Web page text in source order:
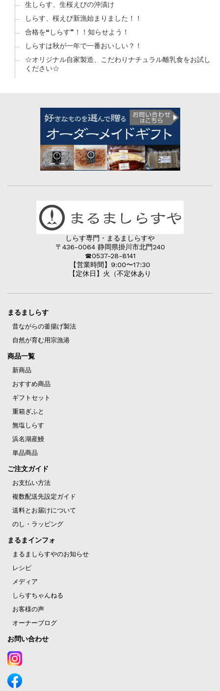
生しらす、生桜えびの沖漬け
しらす、桜えび新漁始まりました！！
合格を❝しらす❞！！知らせよう！
しらすは秋が一年で一番おいしい？！
☆オリジナル自家製造、こだわりナチュラル離乳食をお試し
ください☆
しらす専門・まるましらすや
〒436-0064 静岡県掛川市北門240
☎︎0537-28-8141
【営業時間】9:00〜17:30
【定休日】火（不定休あり
まるましらす
昔ながらの釜揚げ製法
自然が育む用宗漁港
商品一覧
新商品
おすすめ商品
ギフトセット
重箱ぎふと
無塩しらす
浜名湖産鰻
単品商品
ご注文ガイド
お支払い方法
複数配送先設定ガイド
送料とお届けについて
のし・ラッピング
まるまインフォ
まるましらすやのお知らせ
レシピ
メディア
しらすちゃんねる
お客様の声
オーナーブログ
お問い合わせ